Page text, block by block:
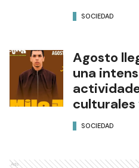
SOCIEDAD
Agosto
una
SOCIEDAD
Ads